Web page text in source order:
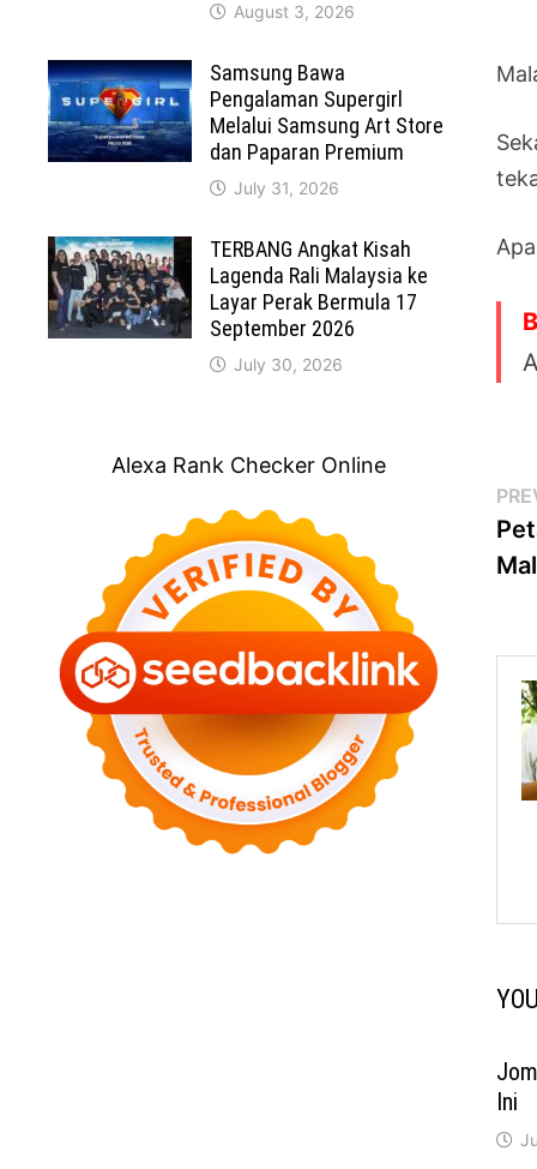
Ini
August 3, 2026
Samsung Bawa
Pengalaman Supergirl
Melalui Samsung Art Store
dan Paparan Premium
July 31, 2026
TERBANG Angkat Kisah
Lagenda Rali Malaysia ke
Layar Perak Bermula 17
September 2026
July 30, 2026
Alexa Rank Checker Online